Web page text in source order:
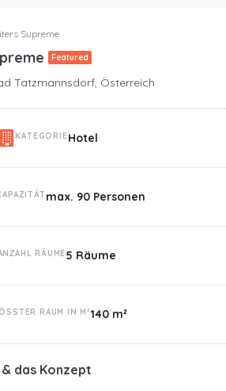
Supreme
Featured
Tatzmannsdorf, Österreich
KATEGORIE Hotel
max. 90 Personen
RÄUME 5 Räume
RAUM IN M² 140 m²
das Konzept